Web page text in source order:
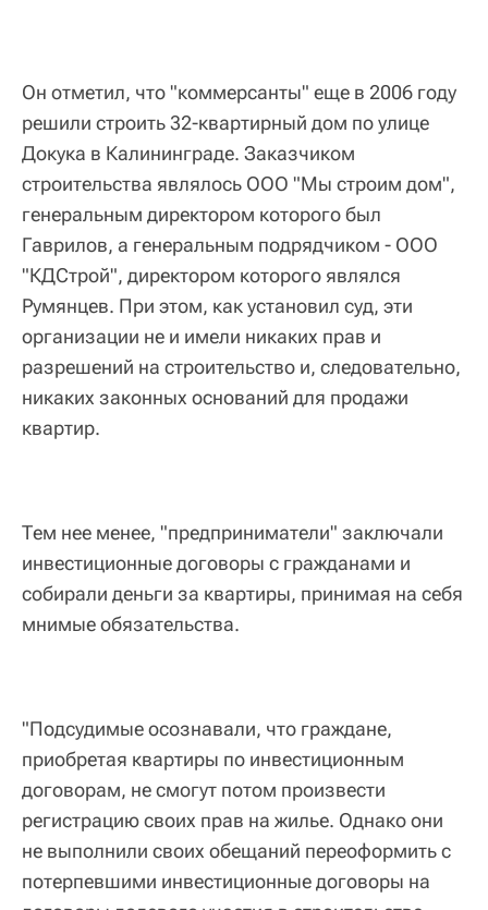
Он отметил, что "коммерсанты" еще в 2006 году
решили строить 32-квартирный дом по улице
Докука в Калининграде. Заказчиком
строительства являлось ООО "Мы строим дом",
генеральным директором которого был
Гаврилов, а генеральным подрядчиком - ООО
"КДСтрой", директором которого являлся
Румянцев. При этом, как установил суд, эти
организации не и имели никаких прав и
разрешений на строительство и, следовательно,
никаких законных оснований для продажи
квартир.
Тем нее менее, "предприниматели" заключали
инвестиционные договоры с гражданами и
собирали деньги за квартиры, принимая на себя
мнимые обязательства.
"Подсудимые осознавали, что граждане,
приобретая квартиры по инвестиционным
договорам, не смогут потом произвести
регистрацию своих прав на жилье. Однако они
не выполнили своих обещаний переоформить с
потерпевшими инвестиционные договоры на